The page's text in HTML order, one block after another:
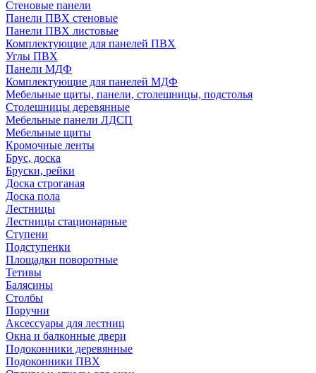
Стеновые панели
Панели ПВХ стеновые
Панели ПВХ листовые
Комплектующие для панелей ПВХ
Углы ПВХ
Панели МДФ
Комплектующие для панелей МДФ
Мебельные щиты, панели, столешницы, подстолья
Столешницы деревянные
Мебельные панели ЛДСП
Мебельные щиты
Кромочные ленты
Брус, доска
Бруски, рейки
Доска строганая
Доска пола
Лестницы
Лестницы стационарные
Ступени
Подступенки
Площадки поворотные
Тетивы
Балясины
Столбы
Поручни
Аксессуары для лестниц
Окна и балконные двери
Подоконники деревянные
Подоконники ПВХ